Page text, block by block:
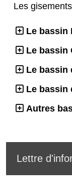
Les
Le bassin
Le bassin
Le bassin
Le bassin
Autres
Lettre